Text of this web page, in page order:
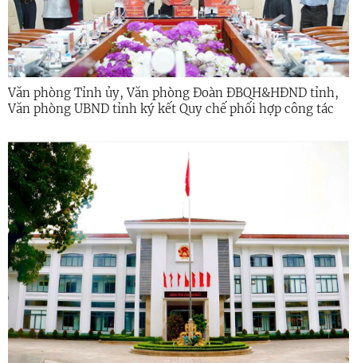
Văn phòng Tỉnh ủy, Văn phòng Đoàn ĐBQH&HĐND tỉnh,
Văn phòng UBND tỉnh ký kết Quy chế phối hợp công tác